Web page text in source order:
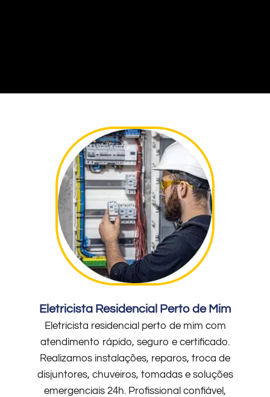
Eletricista Residencial Perto de Mim
Eletricista residencial perto de mim com
atendimento rápido, seguro e certificado.
Realizamos instalações, reparos, troca de
disjuntores, chuveiros, tomadas e soluções
emergenciais 24h. Profissional confiável,